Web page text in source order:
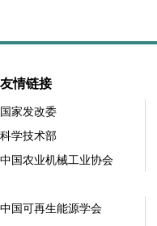
友情链接
国家发改委
科学技术部
中国农业机械工业协会
中国可再生能源学会